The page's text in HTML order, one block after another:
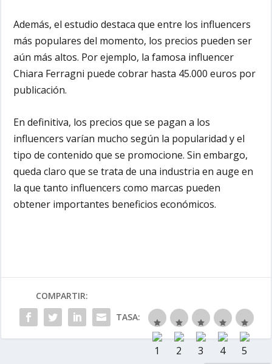
Además, el estudio destaca que entre los influencers
más populares del momento, los precios pueden ser
aún más altos. Por ejemplo, la famosa influencer
Chiara Ferragni puede cobrar hasta 45.000 euros por
publicación.
En definitiva, los precios que se pagan a los
influencers varían mucho según la popularidad y el
tipo de contenido que se promocione. Sin embargo,
queda claro que se trata de una industria en auge en
la que tanto influencers como marcas pueden
obtener importantes beneficios económicos.
COMPARTIR:
TASA: